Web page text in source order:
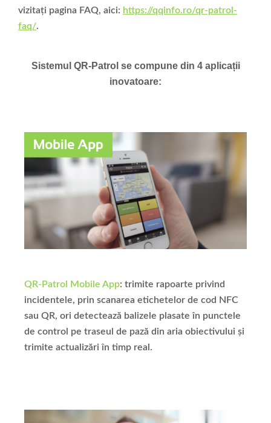
vizitați pagina FAQ, aici: https://qqinfo.ro/qr-patrol-
faq/.
Sistemul QR-Patrol se compune din 4 aplicații
inovatoare:
QR-Patrol Mobile App: trimite rapoarte privind
incidentele, prin scanarea etichetelor de cod NFC
sau QR, ori detectează balizele plasate în punctele
de control pe traseul de pază din aria obiectivului și
trimite actualizări în timp real.